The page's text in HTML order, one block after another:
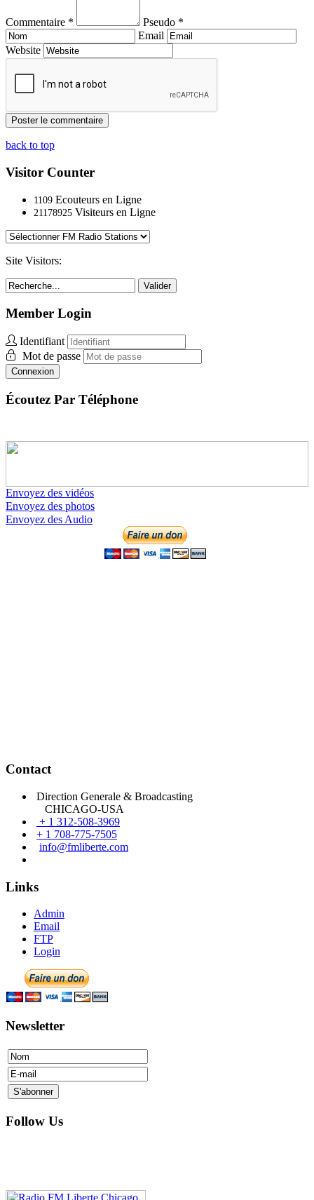
Commentaire *
Pseudo *
Email
Website
back to top
Visitor Counter
1109 Ecouteurs en Ligne
21178925 Visiteurs en Ligne
Site Visitors:
Valider
Member Login
Identifiant
Mot de passe
Connexion
Écoutez Par Téléphone
Envoyez des vidéos
Envoyez des photos
Envoyez des Audio
Contact
Direction Generale & Broadcasting
CHICAGO-USA
+ 1 312-508-3969
+ 1 708-775-7505
info@fmliberte.com
Links
Admin
Email
FTP
Login
Newsletter
Follow Us